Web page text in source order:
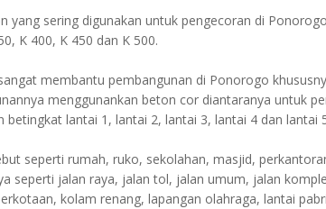
yang sering digunakan untuk pengecoran di
K 400, K 450 dan K 500.
membantu pembangunan di Ponorogo
menggunankan beton cor diantaranya untuk
betingkat lantai 1, lantai 2, lantai 3, lantai 4 dan lantai
seperti rumah, ruko, sekolahan, masjid,
seperti jalan raya, jalan tol, jalan umum, jalan
kolam renang, lapangan olahraga, lantai